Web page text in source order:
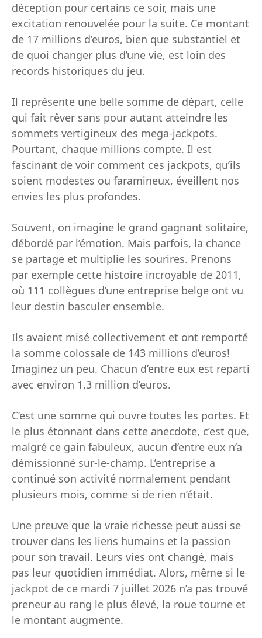
déception pour certains ce soir, mais une
excitation renouvelée pour la suite. Ce montant
de 17 millions d’euros, bien que substantiel et
de quoi changer plus d’une vie, est loin des
records historiques du jeu.
Il représente une belle somme de départ, celle
qui fait rêver sans pour autant atteindre les
sommets vertigineux des mega-jackpots.
Pourtant, chaque millions compte. Il est
fascinant de voir comment ces jackpots, qu’ils
soient modestes ou faramineux, éveillent nos
envies les plus profondes.
Souvent, on imagine le grand gagnant solitaire,
débordé par l’émotion. Mais parfois, la chance
se partage et multiplie les sourires. Prenons
par exemple cette histoire incroyable de 2011,
où 111 collègues d’une entreprise belge ont vu
leur destin basculer ensemble.
Ils avaient misé collectivement et ont remporté
la somme colossale de 143 millions d’euros!
Imaginez un peu. Chacun d’entre eux est reparti
avec environ 1,3 million d’euros.
C’est une somme qui ouvre toutes les portes. Et
le plus étonnant dans cette anecdote, c’est que,
malgré ce gain fabuleux, aucun d’entre eux n’a
démissionné sur-le-champ. L’entreprise a
continué son activité normalement pendant
plusieurs mois, comme si de rien n’était.
Une preuve que la vraie richesse peut aussi se
trouver dans les liens humains et la passion
pour son travail. Leurs vies ont changé, mais
pas leur quotidien immédiat. Alors, même si le
jackpot de ce mardi 7 juillet 2026 n’a pas trouvé
preneur au rang le plus élevé, la roue tourne et
le montant augmente.